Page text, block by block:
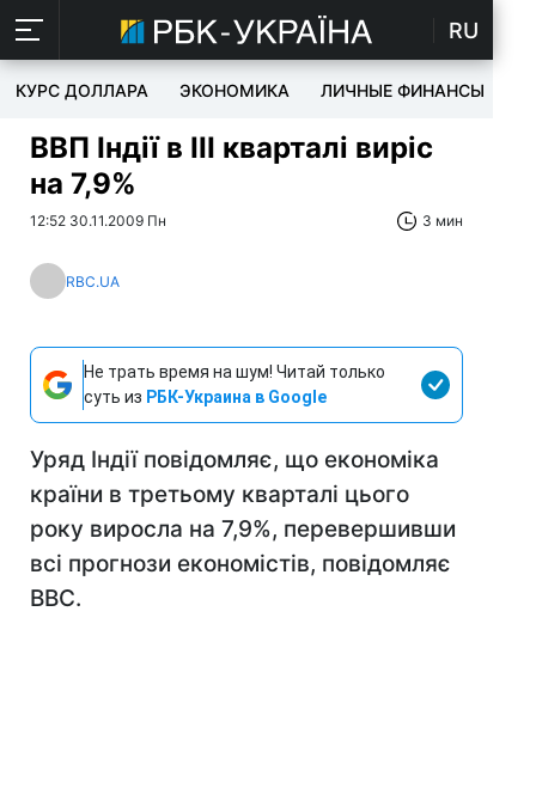
RU
КУРС ДОЛЛАРА ЭКОНОМИКА ЛИЧНЫЕ ФИНАНСЫ
ВВП Індії в ІІІ кварталі виріс
на 7,9%
12:52 30.11.2009 Пн 3 мин
RBC.UA
Не трать время на шум! Читай только
суть из РБК-Украина в Google
Уряд Індії повідомляє, що економіка
країни в третьому кварталі цього
року виросла на 7,9%, перевершивши
всі прогнози економістів, повідомляє
ВВС.